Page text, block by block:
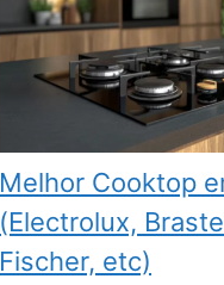
Melhor Cooktop
(Electrolux,
Fischer, etc)